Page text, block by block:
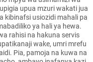
upua mzuri wakati jua
kibinafsi usiozidi mahali pa
ya hali ya hewa.
rahisi na hakuna servis
wake, umri mrefu
Pia, pamoja na kuwa na